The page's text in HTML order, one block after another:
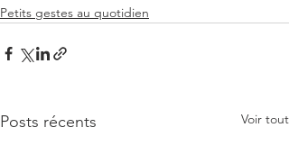
Petits gestes au quotidien
Posts récents Voir tout